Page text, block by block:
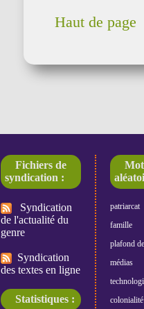
Haut de page
Fichiers de
syndication :
Syndication
de l'actualité du
genre
Syndication
des textes en ligne
Statistiques :
patriarcat
famille
plafond
médias
colonialité